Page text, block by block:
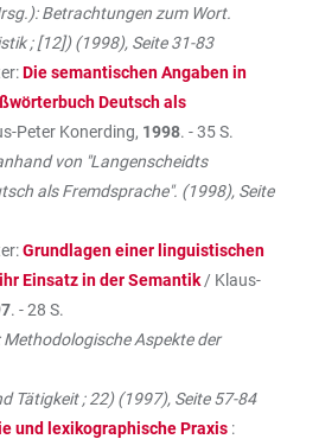
Betrachtungen zum Wort.
; [12]) (1998), Seite 31-83
Die semantischen Angaben in
Deutsch als
Peter Konerding, 1998. - 35 S.
von "Langenscheidts
als Fremdsprache". (1998), Seite
Grundlagen einer linguistischen
Einsatz in der Semantik / Klaus-
. - 28 S.
Methodologische Aspekte der
Tätigkeit ; 22) (1997), Seite 57-84
und lexikographische Praxis :